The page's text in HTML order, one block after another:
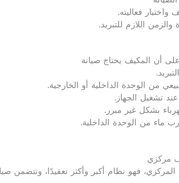
فعاليته.
اللازم للتبريد.
أن المكيف يحتاج صيانة
من الوحدة الداخلية أو الخارجية.
تشغيل الجهاز.
بشكل غير مبرر.
ماء من الوحدة الداخلية.
مركزي
المركزي، فهو نظام أكبر وأكثر تعقيدًا، وتتضمن